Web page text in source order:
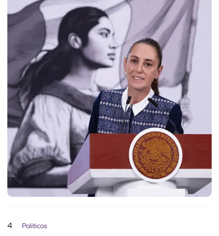
4 Políticos